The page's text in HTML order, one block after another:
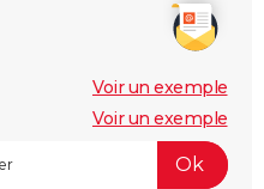
Voir un exemple
Voir un exemple